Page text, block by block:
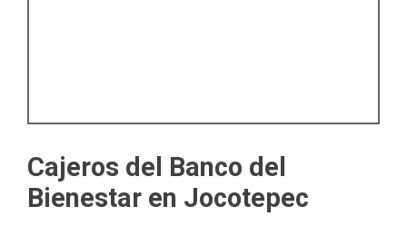
Cajeros del Banco del
Bienestar en Jocotepec